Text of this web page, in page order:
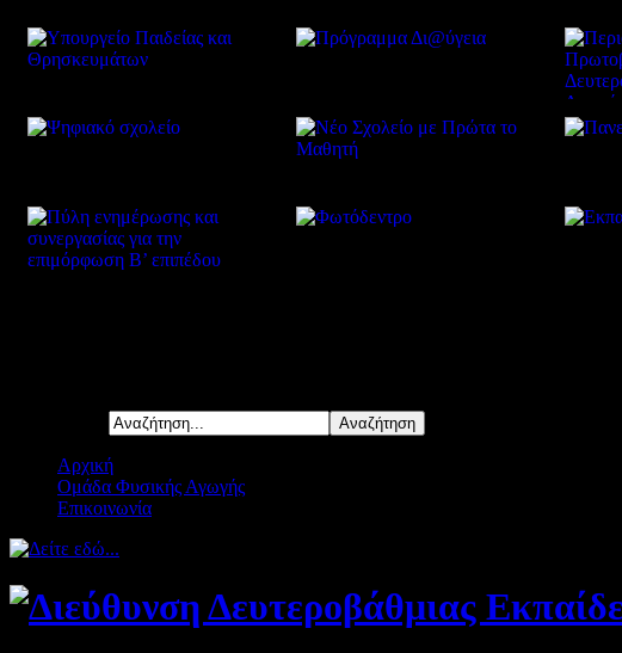
Αρχική
Ομάδα Φυσικής Αγωγής
Επικοινωνία